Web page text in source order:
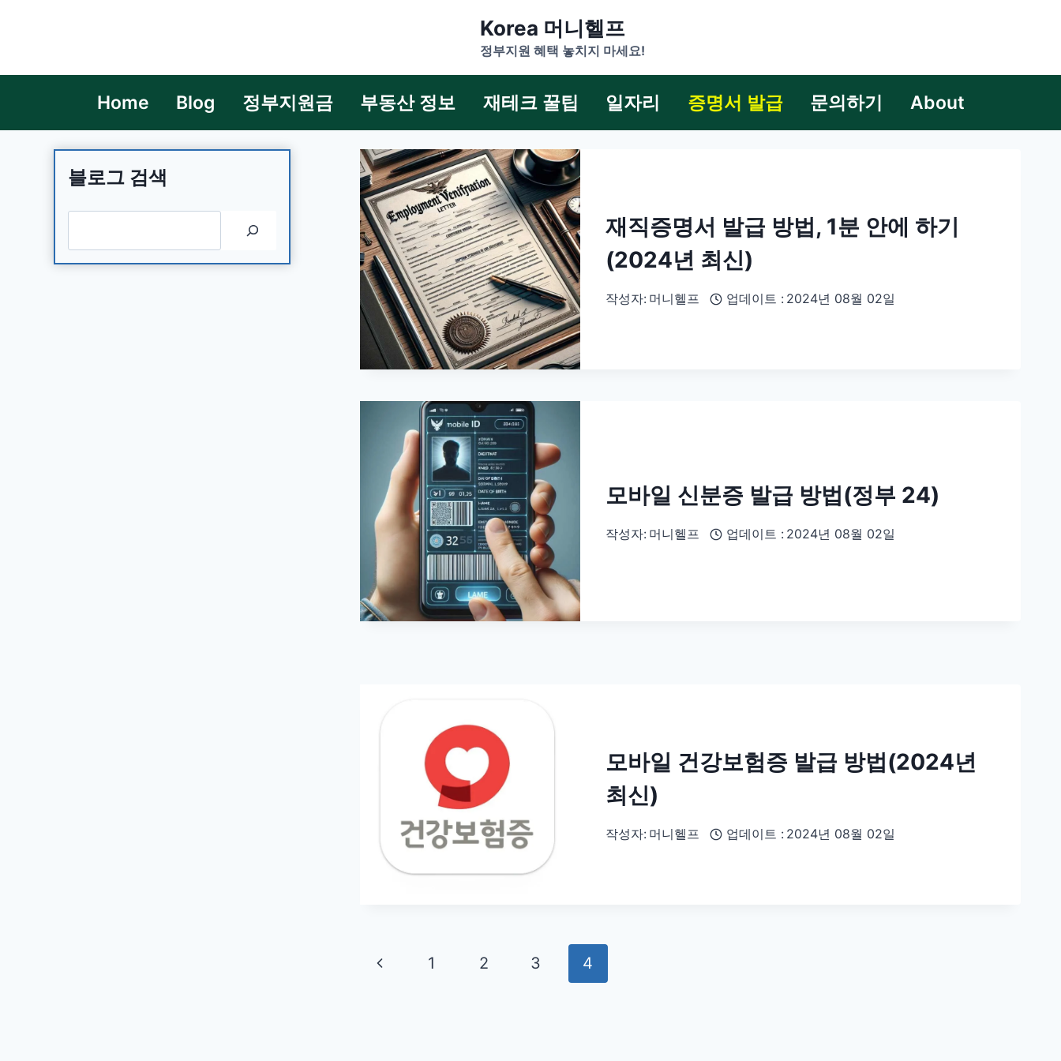
Korea 머니헬프
정부지원 혜택 놓치지 마세요!
Home Blog 정부지원금 부동산 정보 재테크 꿀팁 일자리 증명서 발급 문의하기 About
재직증명서 발급 방법, 1분 안에 하기
(2024년 최신)
작성자: 머니헬프 업데이트 : 2024년 08월 02일
모바일 신분증 발급 방법(정부 24)
작성자: 머니헬프 업데이트 : 2024년 08월 02일
모바일 건강보험증 발급 방법(2024년
최신)
작성자: 머니헬프 업데이트 : 2024년 08월 02일
Page
Previous
1 2 3 4
블로그 검색